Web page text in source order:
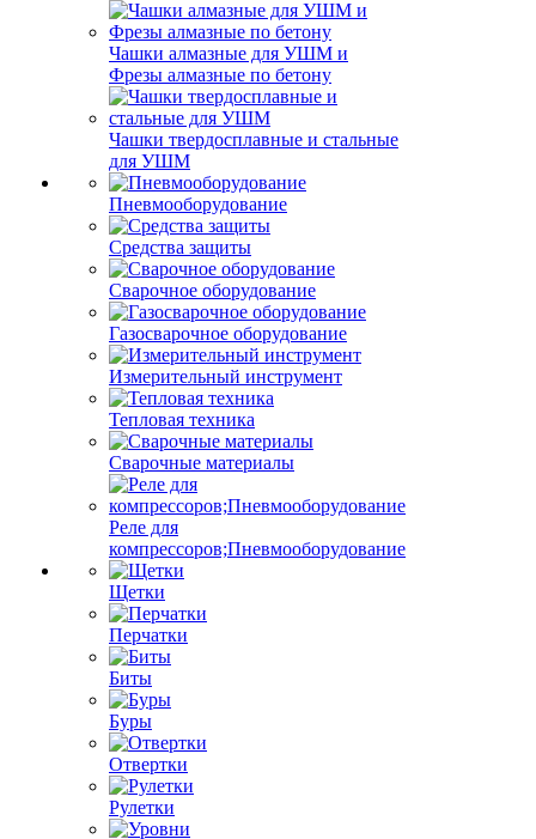
Чашки алмазные для УШМ и
Фрезы алмазные по бетону
Чашки твердосплавные и стальные
для УШМ
Пневмооборудование
Средства защиты
Сварочное оборудование
Газосварочное оборудование
Измерительный инструмент
Тепловая техника
Сварочные материалы
Реле для
компрессоров;Пневмооборудование
Щетки
Перчатки
Биты
Буры
Отвертки
Рулетки